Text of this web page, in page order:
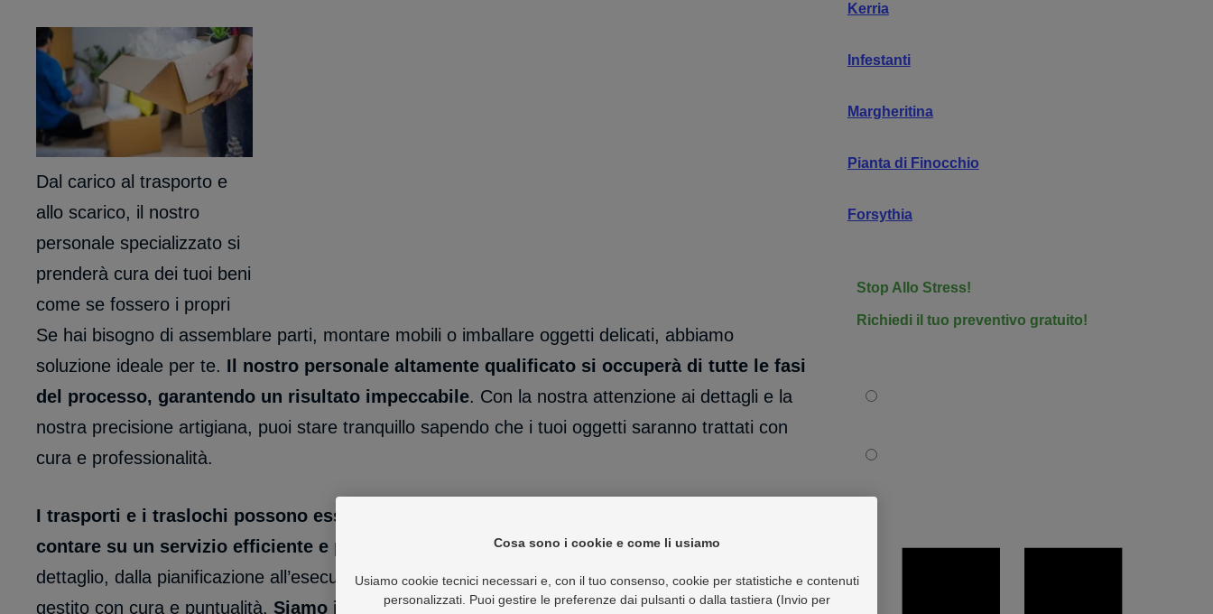
Dal carico al trasporto e
allo scarico, il nostro
personale specializzato si
prenderà cura dei tuoi beni
come se fossero i propri
Se hai bisogno di assemblare parti, montare mobili o imballare oggetti delicati, abbiamo
soluzione ideale per te. Il nostro personale altamente qualificato si occuperà di tutte le fasi
del processo, garantendo un risultato impeccabile. Con la nostra attenzione ai dettagli e la
nostra precisione artigiana, puoi stare tranquillo sapendo che i tuoi oggetti saranno trattati con
cura e professionalità.
I trasporti e i traslochi possono essere compiti stressanti e impegnativi, ma con noi puoi
contare su un servizio efficiente e professionale
. Il nostro team di esperti si occuperà di ogni
dettaglio, dalla pianificazione all’esecuzione, per garantire che il tuo trasporto o trasloco sia
gestito con cura e puntualità. Siamo in grado di gestire sia trasporti ordinari che urgenti,
Kerria
Infestanti
Margheritina
Pianta di Finocchio
Forsythia
Stop Allo Stress!
Richiedi il tuo preventivo gratuito!
Cosa sono i cookie e come li usiamo
Usiamo cookie tecnici necessari e, con il tuo consenso, cookie per statistiche e contenuti
personalizzati. Puoi gestire le preferenze dai pulsantio dalla tastiera (Invio per